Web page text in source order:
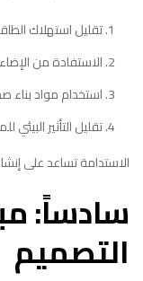
تقليل استهلاك
الاستفادة من
استخدام مواد بناء
تقليل التأثير البيئي
الاستدامة تساعد على
سادساً:
التصميم